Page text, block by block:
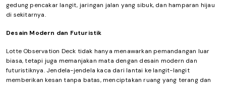
gedung pencakar langit, jaringan jalan yang sibuk, dan hamparan hijau
di sekitarnya.
Desain Modern dan Futuristik
Lotte Observation Deck tidak hanya menawarkan pemandangan luar
biasa, tetapi juga memanjakan mata dengan desain modern dan
futuristiknya. Jendela-jendela kaca dari lantai ke langit-langit
memberikan kesan tanpa batas, menciptakan ruang yang terang dan